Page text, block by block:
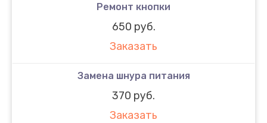
Ремонт кнопки
650 руб.
Заказать
Замена шнура питания
370 руб.
Заказать